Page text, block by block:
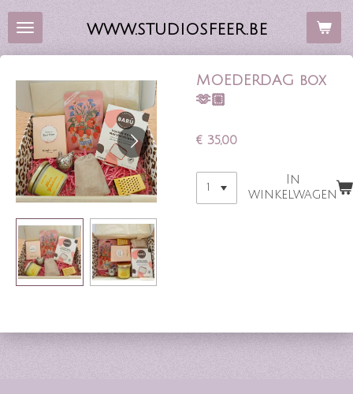
Ga
direct
hoofdinhoud
WWW.STUDIOSFEER.BE
MOEDERDAG box
🫶🏼
€ 35,00
In
winkelwagen